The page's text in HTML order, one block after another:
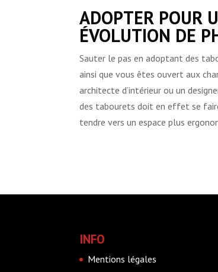
ADOPTER POUR
ÉVOLUTION DE
Sauter le pas en adoptant des
ainsi que vous êtes ouvert aux
architecte d’intérieur ou un
des tabourets doit en effet se
tendre vers un espace plus
INFO
Mentions légales